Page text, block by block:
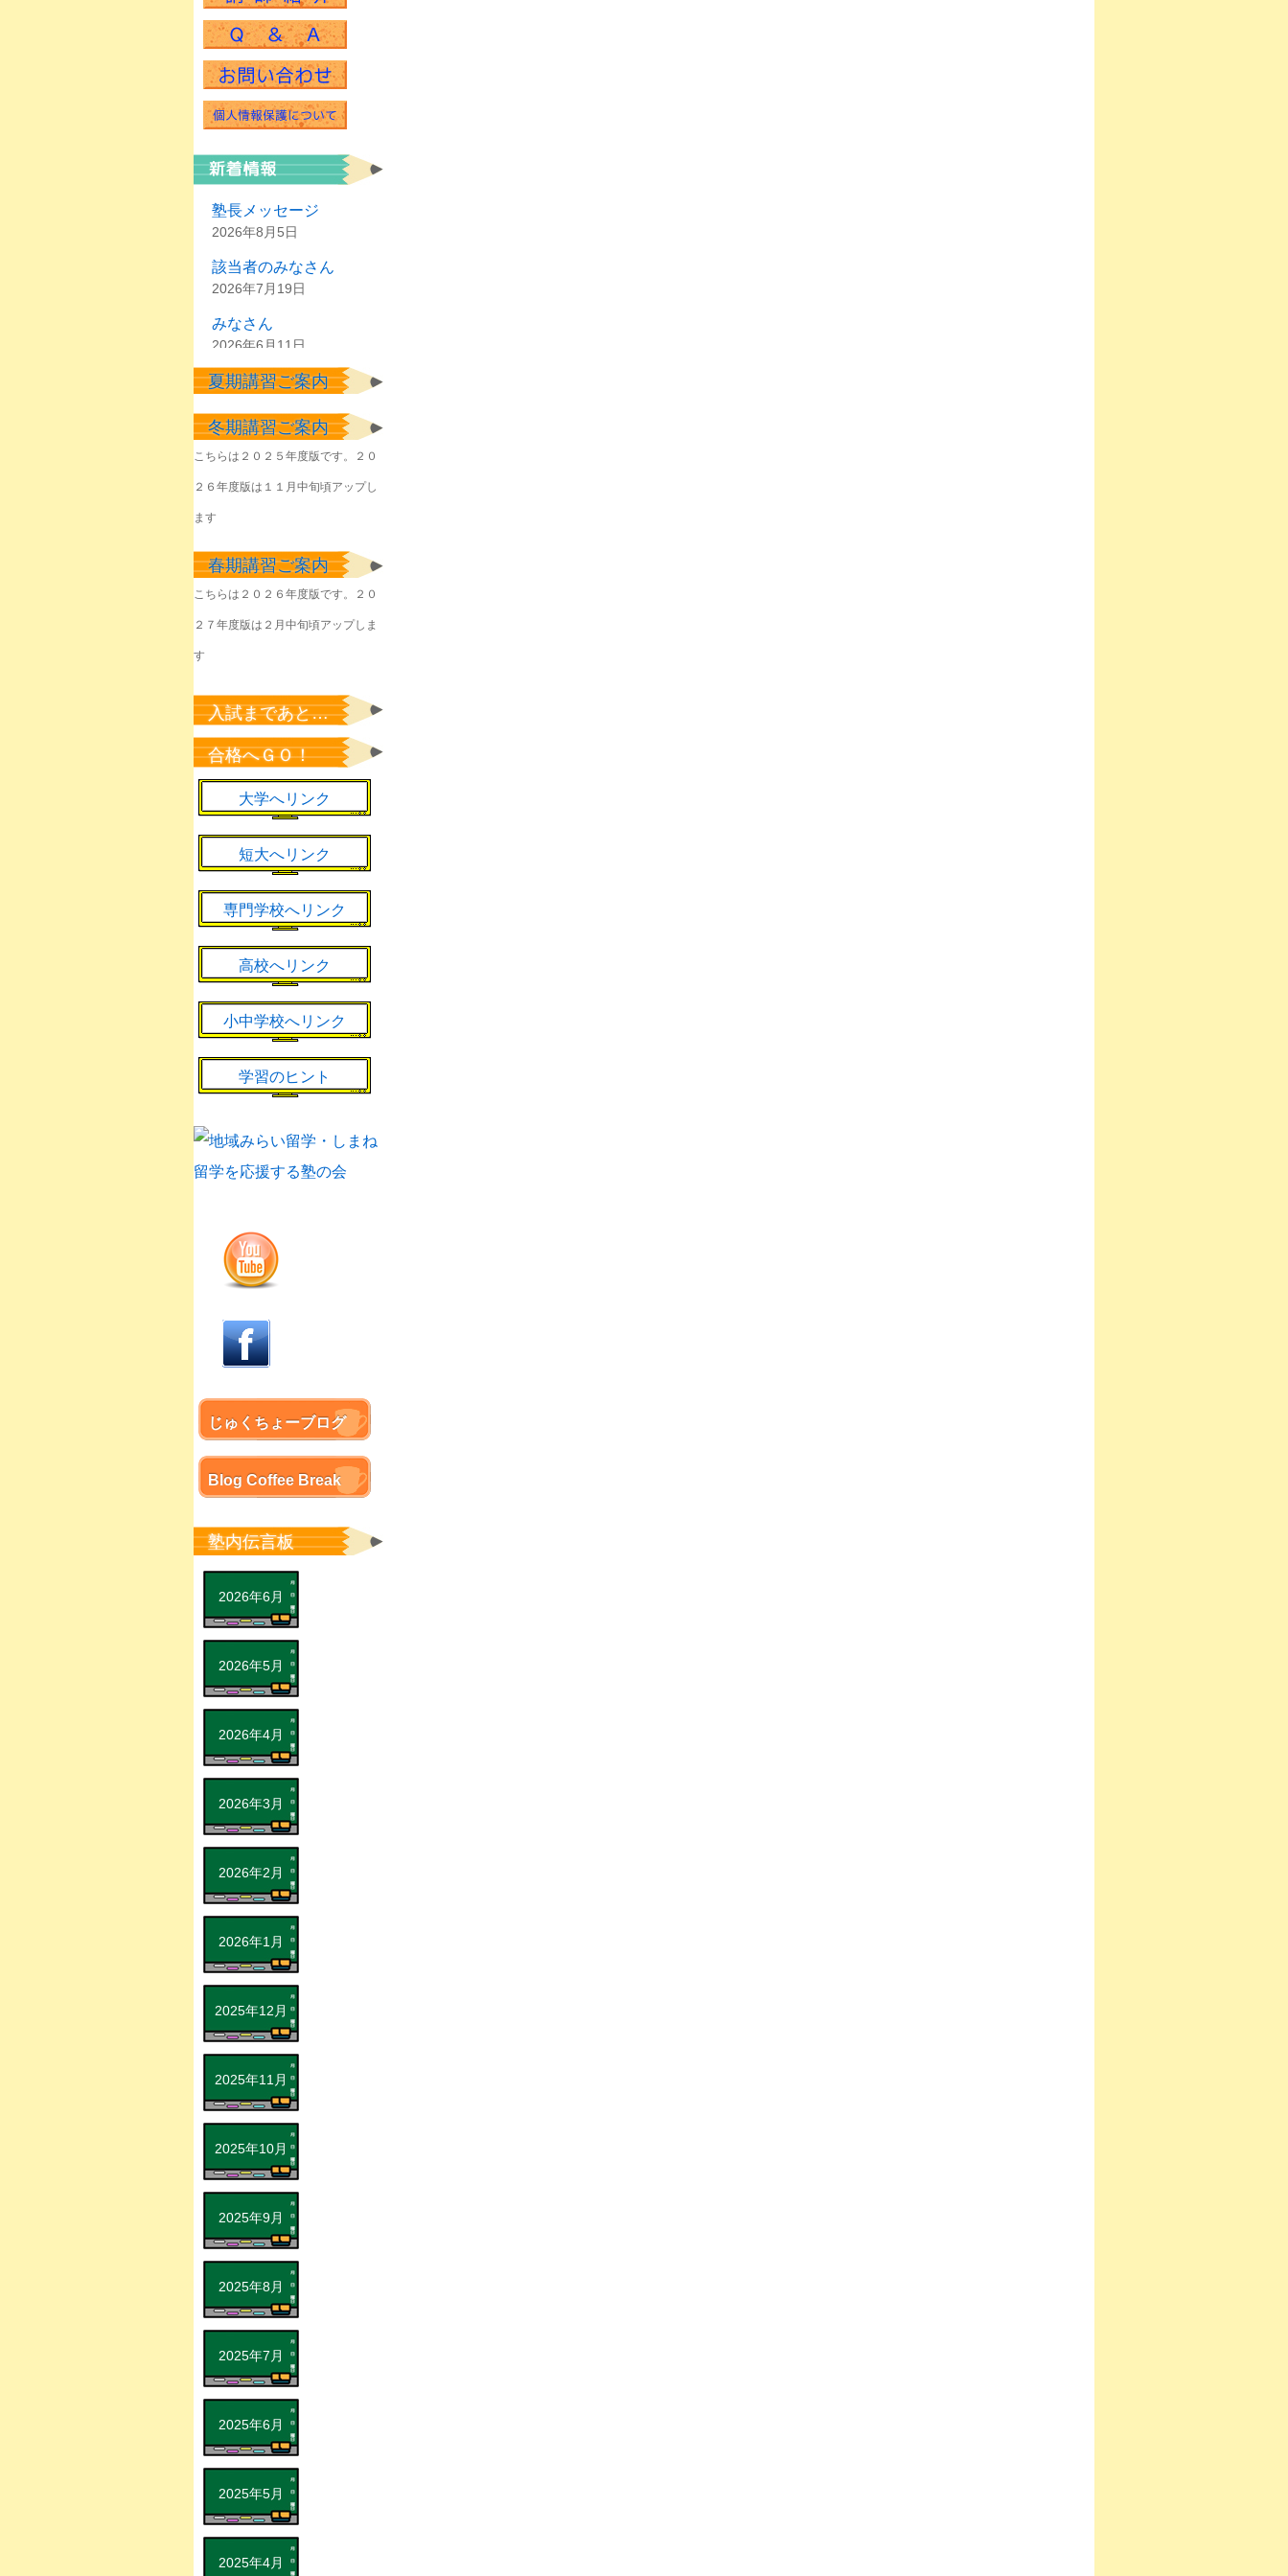
塾長メッセージ
2026年8月5日
該当者のみなさん
2026年7月19日
みなさん
2026年6月11日
塾生のみなさん
塾生のみなさん
2026年6月1日
きょうやるべきことを
淡々と
該当者のみなさん
2026年5月23日
塾生のみなさん
2026年5月7日
新緑の候、来年の桜の
ために
2026年5月1日
夏期講習ご案内
冬期講習ご案内
こちらは２０２５年度版です。２０
２６年度版は１１月中旬頃アップし
ます
春期講習ご案内
こちらは２０２６年度版です。２０
２７年度版は２月中旬頃アップしま
す
入試まであと…
合格へＧＯ！
大学へリンク
短大へリンク
専門学校へリンク
高校へリンク
小中学校へリンク
学習のヒント
じゅくちょーブログ
Blog Coffee Break
塾内伝言板
2025年4月
2025年5月
2025年6月
2025年7月
2025年8月
2025年9月
2025年10月
2025年11月
2025年12月
2026年1月
2026年2月
2026年3月
2026年4月
2026年5月
2026年6月